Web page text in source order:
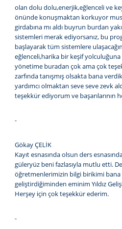
olan dolu dolu,enerjik,eğlenceli ve
önünde konuşmaktan korkuyor
girdabına mı aldı buyrun burdan
sistemleri merak ediyorsanız, bu
başlayarak tüm sistemlere
eğlenceli,harika bir keşif yolculuğuna
yönetime buradan çok ama çok
zarfında tanışmış olsakta bana
yardımcı olmaktan seve seve zevk
teşekkür ediyorum ve başarılarının
-
Gökay ÇELİK
Kayıt esnasında olsun ders
güleryüz beni fazlasıyla mutlu etti.
öğretmenlerimizin bilgi birikimi bana
geliştirdiğiminden eminim Yıldız
Herşey için çok teşekkür ederim.
-